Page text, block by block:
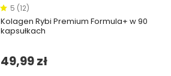
5 (12)
Kolagen Rybi Premium Formula+ w 90
kapsułkach
49,99 zł